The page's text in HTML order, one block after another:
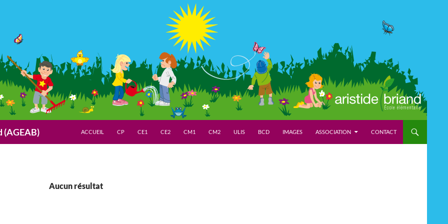
(AGEAB) ACCUEIL CP CE1 CE2 CM1 CM2 ULIS BCD IMAGES ASSOCIATION CONTACT
Aucun résultat